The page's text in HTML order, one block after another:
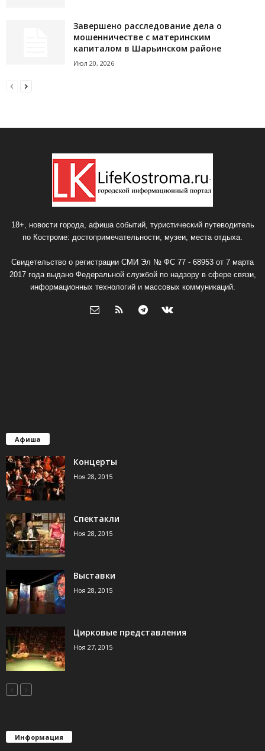
Завершено расследование дела о
мошенничестве с материнским
капиталом в Шарьинском районе
Июл 20, 2026
18+, новости города, афиша событий, туристический путеводитель
по Костроме: достопримечательности, музеи, места отдыха.
Свидетельство о регистрации СМИ Эл № ФС 77 - 68953 от 7 марта
2017 года выдано Федеральной службой по надзору в сфере связи,
информационных технологий и массовых коммуникаций.
Афиша
Концерты
Ноя 28, 2015
Спектакли
Ноя 28, 2015
Выставки
Ноя 28, 2015
Цирковые представления
Ноя 27, 2015
Информация